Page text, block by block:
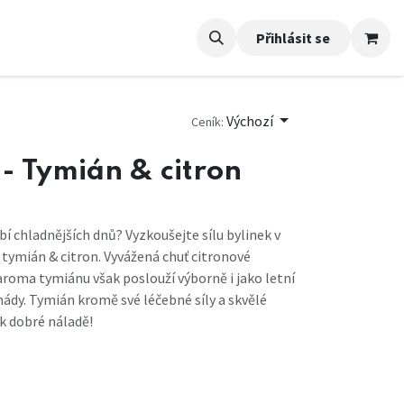
Přihlásit se
Ceník: Výchozí
Tymián & citron
chladnějších dnů? Vyzkoušejte sílu bylinek v
& citron. Vyvážená chuť citronové
tymiánu však poslouží výborně i jako letní
Tymián kromě své léčebné síly a skvělé
dobré náladě!